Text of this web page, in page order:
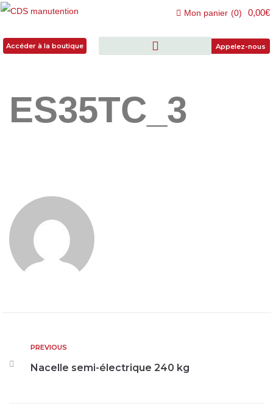
Accéder à la boutique
Mon panier (0) 0,00€
Appelez-nous
ES35TC_3
PREVIOUS
Nacelle semi-électrique 240 kg